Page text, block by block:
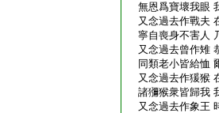
無恩爲寶壞我眼
又念過去作戰夫
寧自喪身不害人
又念過去曾作雉
同類老小皆給恤
又念過去作猨猴
諸獼猴衆皆歸我
又念過去作象王